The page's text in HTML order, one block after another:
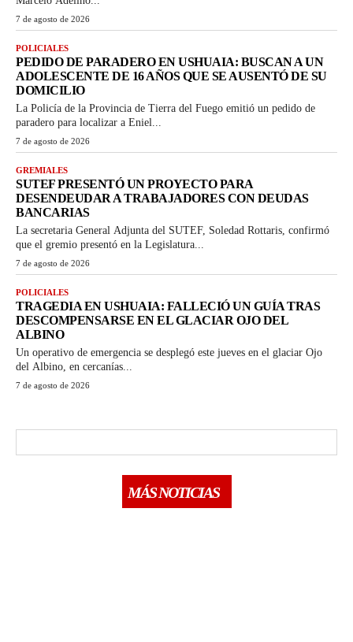
7 de agosto de 2026
POLICIALES
PEDIDO DE PARADERO EN USHUAIA: BUSCAN A UN
ADOLESCENTE DE 16 AÑOS QUE SE AUSENTÓ DE SU
DOMICILIO
La Policía de la Provincia de Tierra del Fuego emitió un pedido de
paradero para localizar a Eniel...
7 de agosto de 2026
GREMIALES
SUTEF PRESENTÓ UN PROYECTO PARA
DESENDEUDAR A TRABAJADORES CON DEUDAS
BANCARIAS
La secretaria General Adjunta del SUTEF, Soledad Rottaris, confirmó
que el gremio presentó en la Legislatura...
7 de agosto de 2026
POLICIALES
TRAGEDIA EN USHUAIA: FALLECIÓ UN GUÍA TRAS
DESCOMPENSARSE EN EL GLACIAR OJO DEL
ALBINO
Un operativo de emergencia se desplegó este jueves en el glaciar Ojo
del Albino, en cercanías...
7 de agosto de 2026
MÁS NOTICIAS